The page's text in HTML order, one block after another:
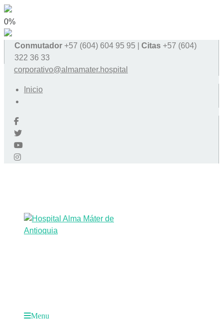
0%
Conmutador +57 (604) 604 95 95 | Citas +57 (604)
322 36 33
corporativo@almamater.hospital
Inicio
Menu